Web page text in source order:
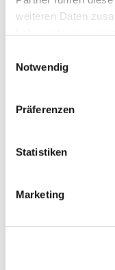
weiteren Daten
Notwendig
Präferenzen
Statistiken
Marketing